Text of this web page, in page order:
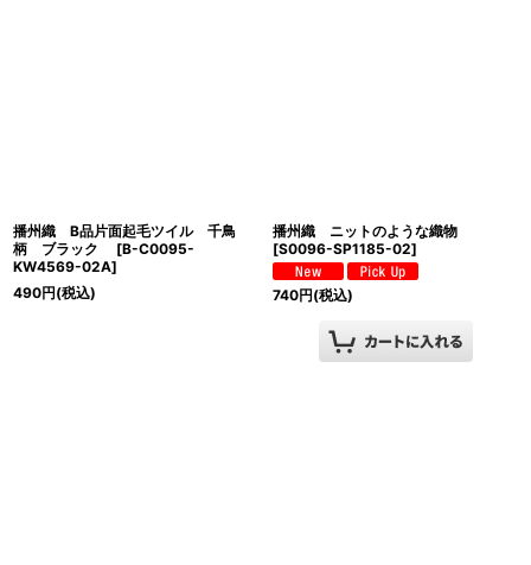
播州織 B品片面起毛ツイル 千鳥
柄 ブラック
[B-C0095-
KW4569-02A]
490円(税込)
播州織 ニットのような織物
[S0096-SP1185-02]
740円(税込)